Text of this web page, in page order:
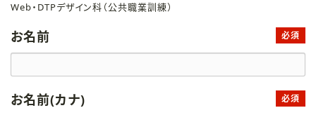
Web・DTPデザイン科（公共職業訓練）
お名前 必須
お名前(カナ) 必須